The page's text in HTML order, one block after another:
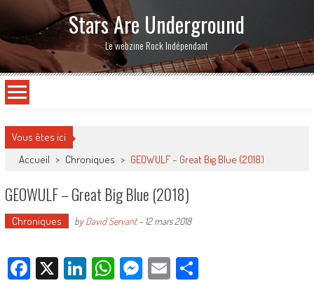
Stars Are Underground
Le webzine Rock Indépendant
Vous êtes ici
Accueil > Chroniques > GEOWULF – Great Big Blue (2018)
GEOWULF – Great Big Blue (2018)
Chroniques byDavid Servant- 12 mars 2018
Facebook
X LinkedIn
WhatsApp
Messenger
EmailPartager